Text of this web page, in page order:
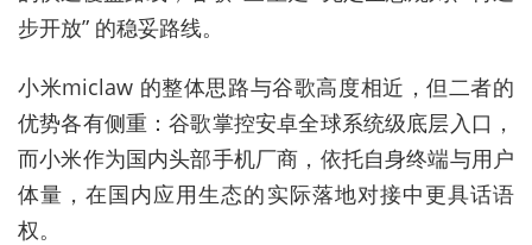
步开放” 的稳妥路线。
小米miclaw 的整体思路与谷歌高度相近，但二者的
优势各有侧重：谷歌掌控安卓全球系统级底层入口，
而小米作为国内头部手机厂商，依托自身终端与用户
体量，在国内应用生态的实际落地对接中更具话语
权。